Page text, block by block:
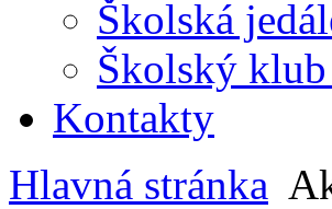
Školská
Školský
Kontakty
Hlavná stránka